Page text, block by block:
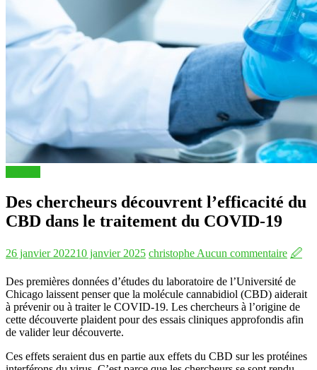
Des chercheurs découvrent l’efficacité du
CBD dans le traitement du COVID-19
26 janvier 202210 janvier 2025 christophe Aucun commentaire 🖉
Des premières données d’études du laboratoire de l’Université de
Chicago laissent penser que la molécule cannabidiol (CBD) aiderait
à prévenir ou à traiter le COVID-19. Les chercheurs à l’origine de
cette découverte plaident pour des essais cliniques approfondis afin
de valider leur découverte.
Ces effets seraient dus en partie aux effets du CBD sur les protéines